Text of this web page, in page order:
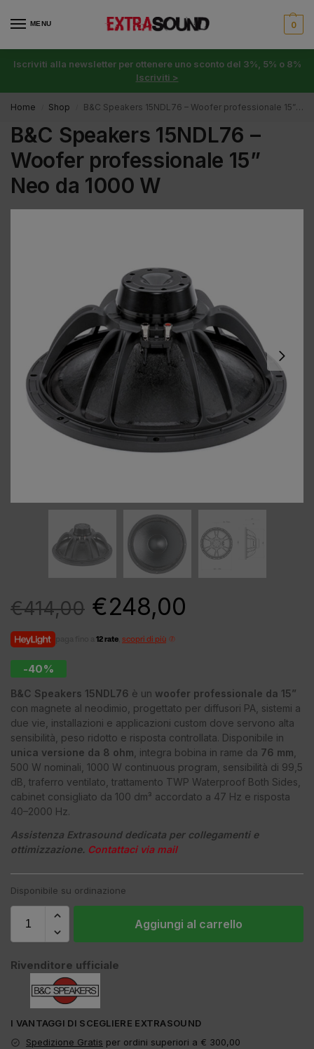
MENU 0
Iscriviti alla newsletter per ottenere uno sconto del 3%, 5% o 8%
Iscriviti >
Home Shop B&C Speakers 15NDL76 – Woofer professionale 15” Neo da 1000 W
B&C Speakers 15NDL76 –
Woofer professionale 15”
Neo da 1000 W
€414,00 €248,00
12 rate scopri di più
-40%
B&C Speakers 15NDL76 è un woofer professionale da 15”
con magnete al neodimio, progettato per diffusori PA, sistemi a
due vie, installazioni e applicazioni custom dove servono alta
sensibilità, peso ridotto e risposta controllata. Disponibile in
unica versione da 8 ohm , integra bobina in rame da 76 mm
500 W nominali, 1000 W continuous program, sensibilità di 99,5
dB, traferro ventilato, trattamento TWP Waterproof Both Sides,
cabinet consigliato da 100 dm³ accordato a 47 Hz e risposta
40–2000 Hz.
Assistenza Extrasound dedicata per collegamenti e
ottimizzazione. Contattaci via mail
Disponibile su ordinazione
Aggiungi al carrello
Rivenditore ufficiale
I VANTAGGI DI SCEGLIERE EXTRASOUND
Spedizione Gratis per ordini superiori a € 300,00